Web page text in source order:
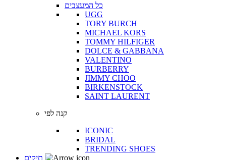
כל המעצבים
UGG
TORY BURCH
MICHAEL KORS
TOMMY HILFIGER
DOLCE & GABBANA
VALENTINO
BURBERRY
JIMMY CHOO
BIRKENSTOCK
SAINT LAURENT
קנה לפי
ICONIC
BRIDAL
TRENDING SHOES